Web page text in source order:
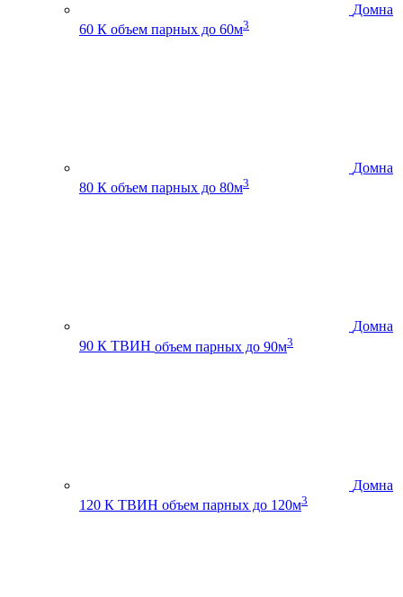
Домна
60 К объем парных до 60м3
Домна
80 К объем парных до 80м3
Домна
90 К ТВИН объем парных до 90м3
Домна
120 К ТВИН объем парных до 120м3